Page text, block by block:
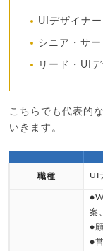
UIデザイナー
シニア・サ
リード・UI
こちらでも代表的
いきます。
職種 UI
案
●
●